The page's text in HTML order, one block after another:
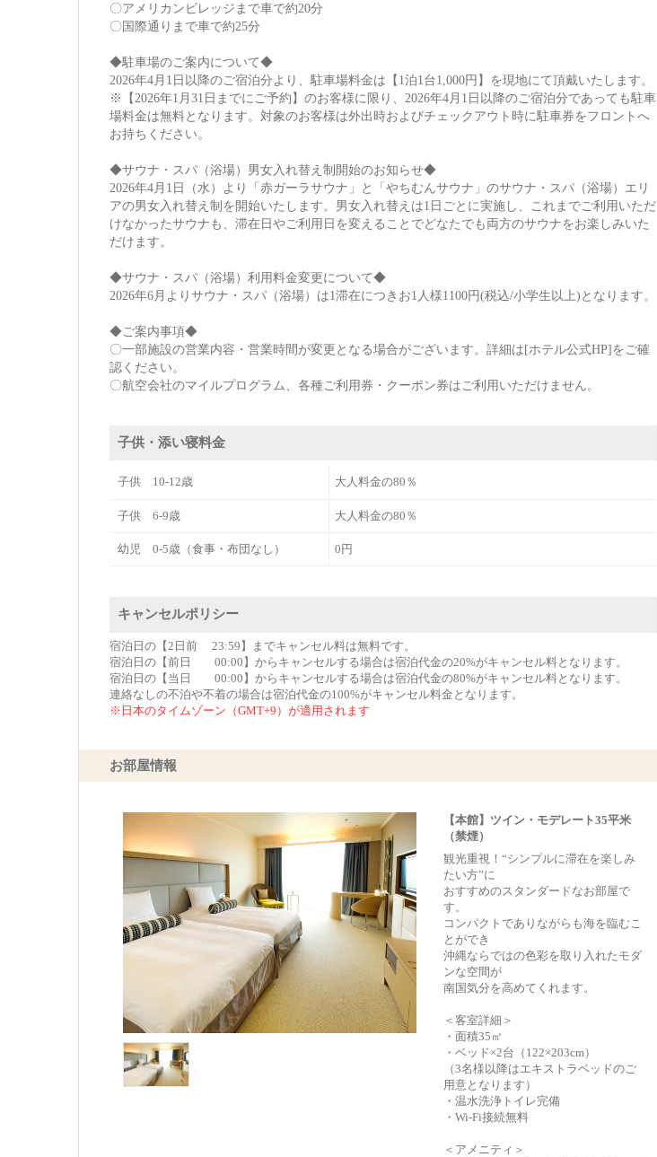
〇アメリカンビレッジまで車で約20分
〇国際通りまで車で約25分
◆駐車場のご案内について◆
2026年4月1日以降のご宿泊分より、駐車場料金は【1泊1台1,000円】を現地にて頂戴いたします。
※【2026年1月31日までにご予約】のお客様に限り、2026年4月1日以降のご宿泊分であっても駐車
場料金は無料となります。対象のお客様は外出時およびチェックアウト時に駐車券をフロントへ
お持ちください。
◆サウナ・スパ（浴場）男女入れ替え制開始のお知らせ◆
2026年4月1日（水）より「赤ガーラサウナ」と「やちむんサウナ」のサウナ・スパ（浴場）エリ
アの男女入れ替え制を開始いたします。男女入れ替えは1日ごとに実施し、これまでご利用いただ
けなかったサウナも、滞在日やご利用日を変えることでどなたでも両方のサウナをお楽しみいた
だけます。
◆サウナ・スパ（浴場）利用料金変更について◆
2026年6月よりサウナ・スパ（浴場）は1滞在につきお1人様1100円(税込/小学生以上)となります。
◆ご案内事項◆
〇一部施設の営業内容・営業時間が変更となる場合がございます。詳細は[ホテル公式HP]をご確
認ください。
〇航空会社のマイルプログラム、各種ご利用券・クーポン券はご利用いただけません。
子供・添い寝料金
子供 10-12歳 大人料金の80％
子供 6-9歳 大人料金の80％
幼児 0-5歳（食事・布団なし） 0円
キャンセルポリシー
宿泊日の【2日前 23:59】までキャンセル料は無料です。
宿泊日の【前日 00:00】からキャンセルする場合は宿泊代金の20%がキャンセル料となります。
宿泊日の【当日 00:00】からキャンセルする場合は宿泊代金の80%がキャンセル料となります。
連絡なしの不泊や不着の場合は宿泊代金の100%がキャンセル料金となります。
※日本のタイムゾーン（GMT+9）が適用されます
お部屋情報
【本館】ツイン・モデレート35平米
（禁煙）
観光重視！“シンプルに滞在を楽しみ
たい方”に
おすすめのスタンダードなお部屋で
す。
コンパクトでありながらも海を臨むこ
とができ
沖縄ならではの色彩を取り入れたモダ
ンな空間が
南国気分を高めてくれます。
＜客室詳細＞
・面積35㎡
・ベッド×2台（122×203cm）
（3名様以降はエキストラベッドのご
用意となります）
・温水洗浄トイレ完備
・Wi-Fi接続無料
＜アメニティ＞